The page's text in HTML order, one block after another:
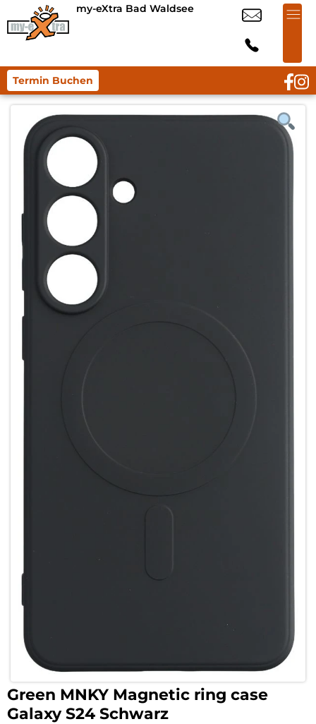
my-eXtra Bad Waldsee
Termin Buchen
Green MNKY Magnetic ring case
Galaxy S24 Schwarz